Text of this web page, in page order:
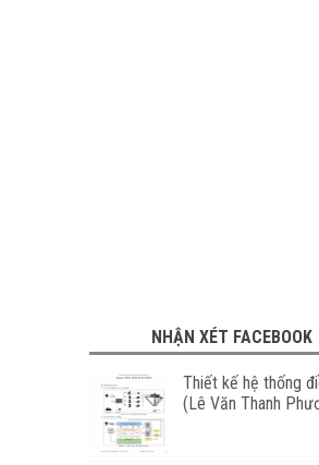
NHẬN XÉT FACEBOOK
Thiết kế hệ thống
(Lê Văn Thanh